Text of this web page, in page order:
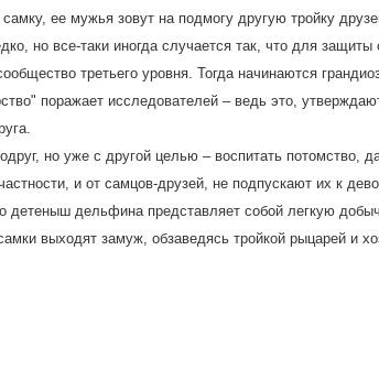
ее мужья зовут на подмогу другую тройку
но все-таки иногда случается так, что для
третьего уровня. Тогда начинаются
поражает исследователей – ведь это,
но уже с другой целью – воспитать потомство,
и от самцов-друзей, не подпускают их к
детеныш дельфина представляет собой легкую
выходят замуж, обзаведясь тройкой рыцарей и